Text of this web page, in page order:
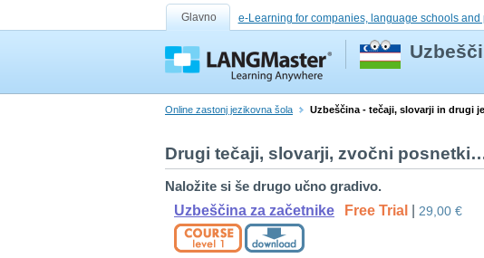
Glavno e-Learning for companies, language schools and
Online zastonj jezikovna šola Uzbeščina - tečaji, slovarji in drugi
Drugi tečaji, slovarji, zvočni
Naložite si še drugo učno gradivo.
Uzbeščina za začetnike
Free Trial 29,00 €